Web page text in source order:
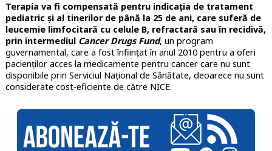
Terapia va fi compensată pentru indicația de tratament
pediatric și al tinerilor de până la 25 de ani, care suferă de
leucemie limfocitară cu celule B, refractară sau în recidivă,
prin intermediul Cancer Drugs Fund, un program
guvernamental, care a fost înființat în anul 2010 pentru a oferi
pacienților acces la medicamente pentru cancer care nu sunt
disponibile prin Serviciul Național de Sănătate, deoarece nu sunt
considerate cost-eficiente de către NICE.